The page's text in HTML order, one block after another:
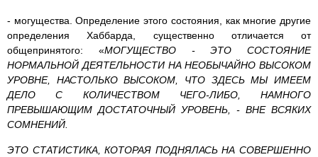
- могущества. Определение этого состояния, как многие другие
определения Хаббарда, существенно отличается от
общепринятого: «МОГУЩЕСТВО - ЭТО СОСТОЯНИЕ
НОРМАЛЬНОЙ ДЕЯТЕЛЬНОСТИ НА НЕОБЫЧАЙНО ВЫСОКОМ
УРОВНЕ, НАСТОЛЬКО ВЫСОКОМ, ЧТО ЗДЕСЬ МЫ ИМЕЕМ
ДЕЛО С КОЛИЧЕСТВОМ ЧЕГО-ЛИБО, НАМНОГО
ПРЕВЫШАЮЩИМ ДОСТАТОЧНЫЙ УРО­ВЕНЬ, - ВНЕ ВСЯКИХ
СОМНЕНИЙ.
ЭТО СТАТИСТИКА, КОТОРАЯ ПОДНЯЛАСЬ НА СОВЕРШЕННО